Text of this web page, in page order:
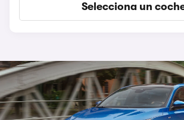
Selecciona un